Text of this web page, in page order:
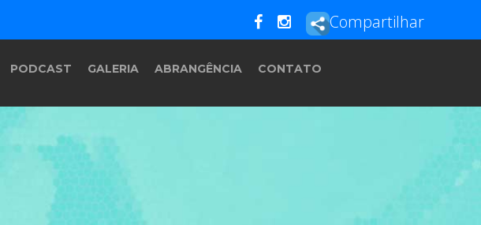
Compartilhar
PODCAST GALERIA ABRANGÊNCIA CONTATO